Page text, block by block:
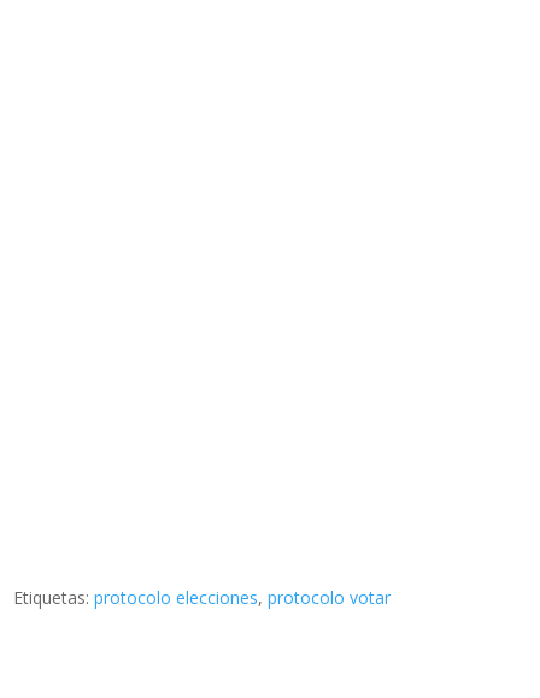
Etiquetas:protocolo elecciones,protocolo votar